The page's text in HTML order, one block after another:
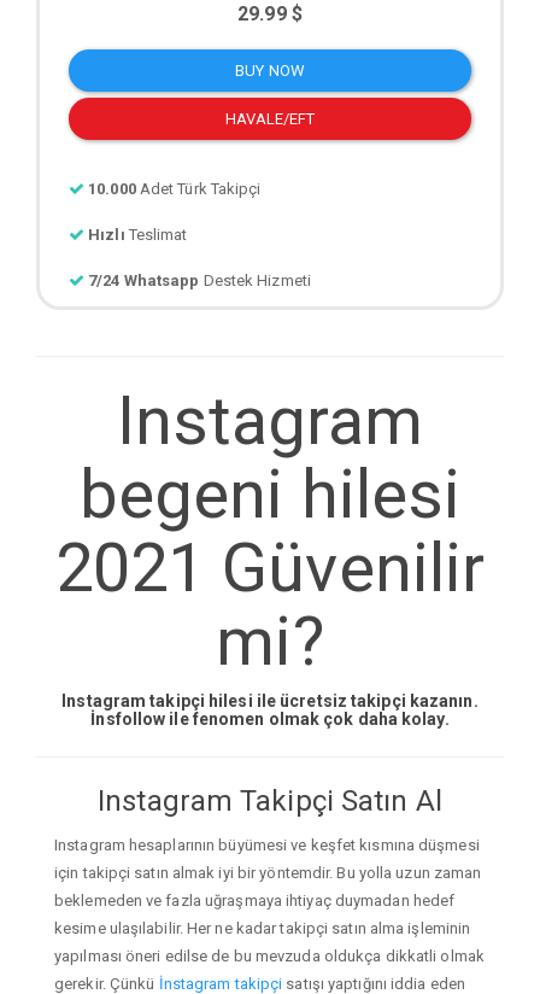
29.99 $
BUY NOW
HAVALE/EFT
10.000 Adet Türk Takipçi
Hızlı Teslimat
7/24 Whatsapp Destek Hizmeti
Instagram
begeni hilesi
2021 Güvenilir
mi?
Instagram takipçi hilesi ile ücretsiz takipçi kazanın.
İnsfollow ile fenomen olmak çok daha kolay.
Instagram Takipçi Satın Al
Instagram hesaplarının büyümesi ve keşfet kısmına düşmesi
için takipçi satın almak iyi bir yöntemdir. Bu yolla uzun zaman
beklemeden ve fazla uğraşmaya ihtiyaç duymadan hedef
kesime ulaşılabilir. Her ne kadar takipçi satın alma işleminin
yapılması öneri edilse de bu mevzuda oldukça dikkatli olmak
gerekir. Çünkü İnstagram takipçi satışı yaptığını iddia eden